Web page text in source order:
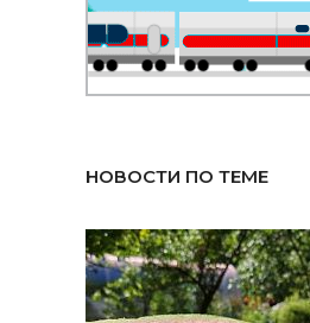
НОВОСТИ ПО ТЕМЕ